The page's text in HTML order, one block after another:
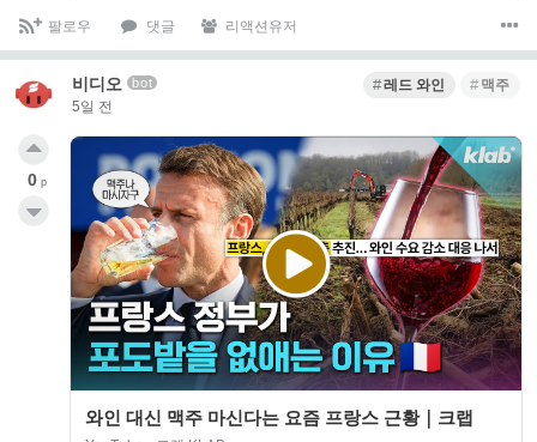
팔로우 댓글 리액션유저
비디오 bot
5일 전
레드 와인 맥주
와인 대신 맥주 마신다는 요즘 프랑스 근황｜크랩
0 p